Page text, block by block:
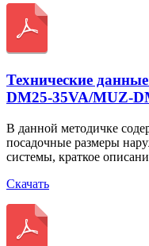
Технические
DM25-35VA/MUZ-
В данной методичке
посадочные размеры
системы, краткое
Скачать